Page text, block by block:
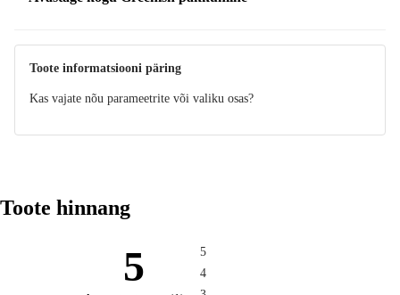
Toote informatsiooni päring
Kas vajate nõu parameetrite või valiku osas?
Toote hinnang
5
5
4